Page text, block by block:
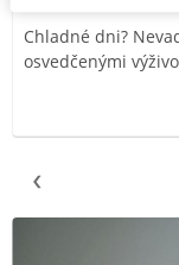
Chladné dni?
osvedčenými